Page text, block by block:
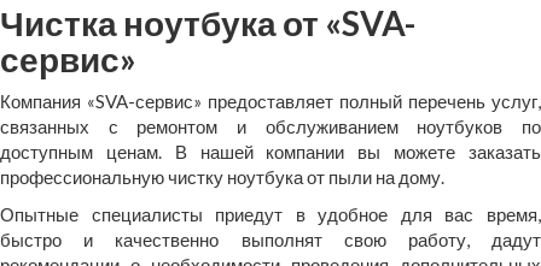
Чистка ноутбука от «SVA-
сервис»
Компания «SVA-сервис» предоставляет полный перечень услуг,
связанных с ремонтом и обслуживанием ноутбуков по
доступным ценам. В нашей компании вы можете заказать
профессиональную чистку ноутбука от пыли на дому.
Опытные специалисты приедут в удобное для вас время,
быстро и качественно выполнят свою работу, дадут